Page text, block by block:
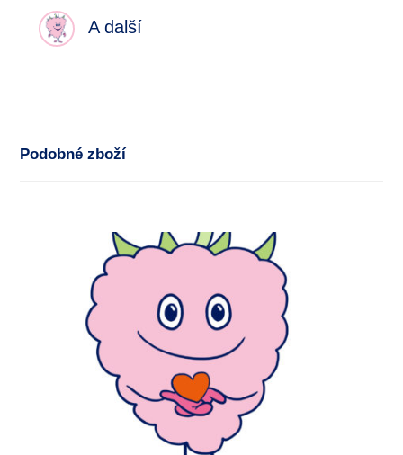
A další
Podobné zboží